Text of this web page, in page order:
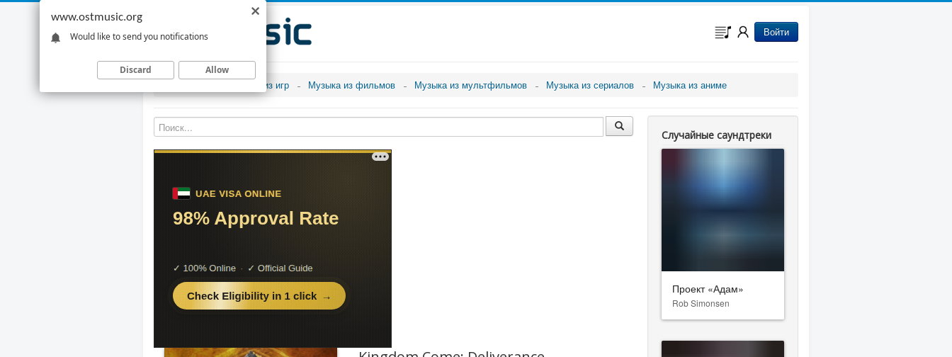
Войти
Музыка из игр Музыка из фильмов Музыка из мультфильмов Музыка из сериалов Музыка из аниме
Случайные саундтреки
Проект «Адам»
Rob Simonsen
www.ostmusic.org
Would like to send you notifications
Discard Allow